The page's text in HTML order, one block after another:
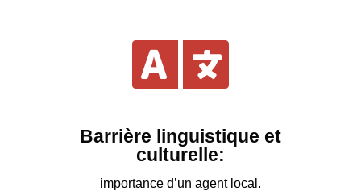

Barrière linguistique et
culturelle:
importance d’un agent local.